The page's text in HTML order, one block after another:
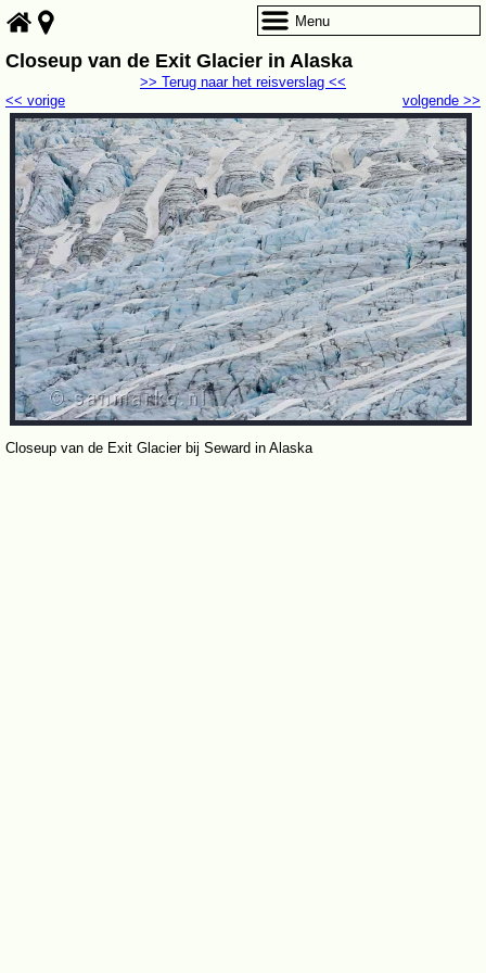
Closeup van de Exit Glacier in Alaska
volgende >>
<< vorige
>> Terug naar het reisverslag <<
Closeup van de Exit Glacier bij Seward in Alaska
Menu